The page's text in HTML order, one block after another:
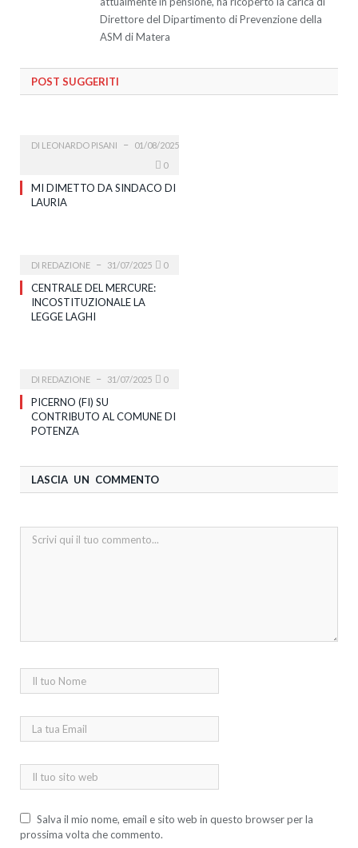
Direttore del Dipartimento di Prevenzione della
ASM di Matera
POST SUGGERITI
DI LEONARDO PISANI
01/08/2025
0
MI DIMETTO DA SINDACO DI
LAURIA
DI REDAZIONE 31/07/2025 0
CENTRALE DEL MERCURE:
INCOSTITUZIONALE LA
LEGGE LAGHI
DI REDAZIONE 31/07/2025 0
PICERNO (FI) SU
CONTRIBUTO AL COMUNE DI
POTENZA
LASCIA UN COMMENTO
Salva il mio nome, email e sito web in questo browser per la
prossima volta che commento.